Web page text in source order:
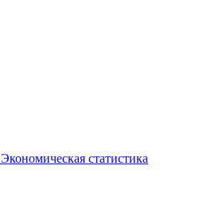
Экономическая статистика